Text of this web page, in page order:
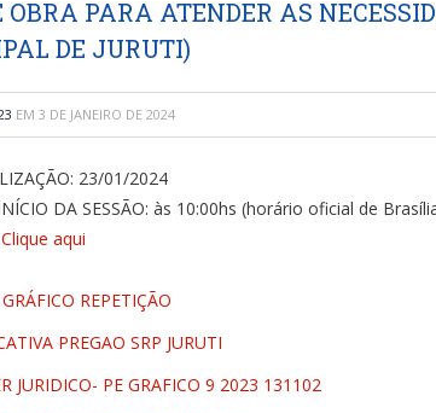
OBRA PARA ATENDER AS
DE JURUTI)
EM 3 DE JANEIRO DE 2024
23/01/2024
DA SESSÃO: às 10:00hs (horário oficial de
Clique aqui
REPETIÇÃO
PREGAO SRP JURUTI
JURIDICO- PE GRAFICO 9 2023 131102